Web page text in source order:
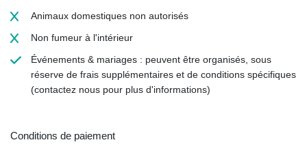
Animaux domestiques non autorisés
Non fumeur à l'intérieur
Événements & mariages : peuvent être organisés, sous
réserve de frais supplémentaires et de conditions spécifiques
(contactez nous pour plus d'informations)
Conditions de paiement